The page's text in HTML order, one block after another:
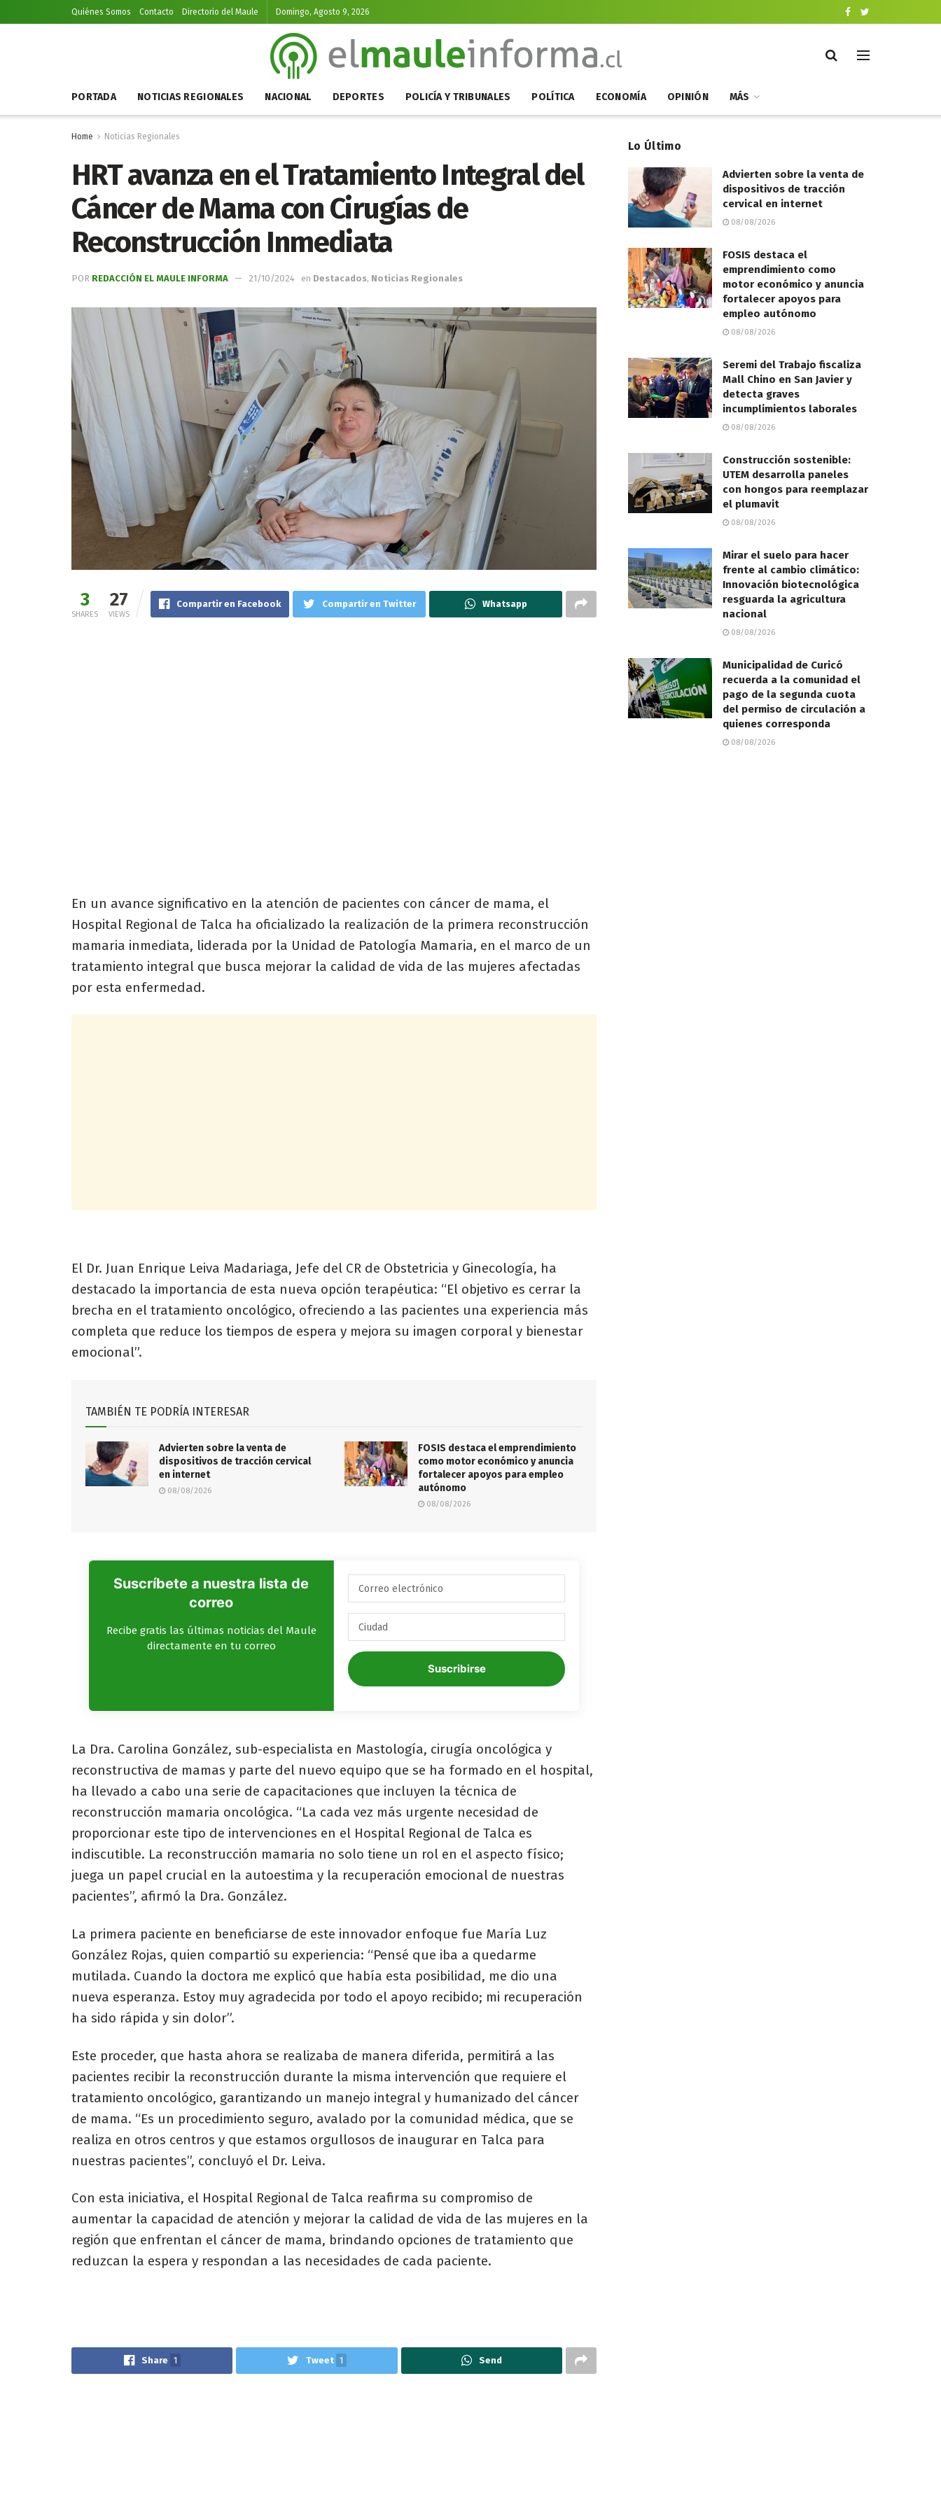
Quiénes Somos Contacto Directorio del Maule Domingo, Agosto 9, 2026
PORTADA NOTICIAS REGIONALES NACIONAL DEPORTES POLICÍA Y TRIBUNALES POLÍTICA ECONOMÍA OPINIÓN MÁS
Home Noticias Regionales
HRT avanza en el Tratamiento Integral del
Cáncer de Mama con Cirugías de
Reconstrucción Inmediata
POR REDACCIÓN EL MAULE INFORMA 21/10/2024 en Destacados, Noticias Regionales
3
SHARES
27
VIEWS
Compartir en Facebook Compartir en Twitter Whatsapp
En un avance significativo en la atención de pacientes con cáncer de mama, el
Hospital Regional de Talca ha oficializado la realización de la primera reconstrucción
mamaria inmediata, liderada por la Unidad de Patología Mamaria, en el marco de un
tratamiento integral que busca mejorar la calidad de vida de las mujeres afectadas
por esta enfermedad.
El Dr. Juan Enrique Leiva Madariaga, Jefe del CR de Obstetricia y Ginecología, ha
destacado la importancia de esta nueva opción terapéutica: “El objetivo es cerrar la
brecha en el tratamiento oncológico, ofreciendo a las pacientes una experiencia más
completa que reduce los tiempos de espera y mejora su imagen corporal y bienestar
emocional”.
TAMBIÉN TE PODRÍA INTERESAR
Advierten sobre la venta de
dispositivos de tracción cervical
en internet
08/08/2026
FOSIS destaca el emprendimiento
como motor económico y anuncia
fortalecer apoyos para empleo
autónomo
08/08/2026
Suscríbete a nuestra lista de
correo
Recibe gratis las últimas noticias del Maule
directamente en tu correo
Suscribirse
La Dra. Carolina González, sub-especialista en Mastología, cirugía oncológica y
reconstructiva de mamas y parte del nuevo equipo que se ha formado en el hospital,
ha llevado a cabo una serie de capacitaciones que incluyen la técnica de
reconstrucción mamaria oncológica. “La cada vez más urgente necesidad de
proporcionar este tipo de intervenciones en el Hospital Regional de Talca es
indiscutible. La reconstrucción mamaria no solo tiene un rol en el aspecto físico;
juega un papel crucial en la autoestima y la recuperación emocional de nuestras
pacientes”, afirmó la Dra. González.
La primera paciente en beneficiarse de este innovador enfoque fue María Luz
González Rojas, quien compartió su experiencia: “Pensé que iba a quedarme
mutilada. Cuando la doctora me explicó que había esta posibilidad, me dio una
nueva esperanza. Estoy muy agradecida por todo el apoyo recibido; mi recuperación
ha sido rápida y sin dolor”.
Este proceder, que hasta ahora se realizaba de manera diferida, permitirá a las
pacientes recibir la reconstrucción durante la misma intervención que requiere el
tratamiento oncológico, garantizando un manejo integral y humanizado del cáncer
de mama. “Es un procedimiento seguro, avalado por la comunidad médica, que se
realiza en otros centros y que estamos orgullosos de inaugurar en Talca para
nuestras pacientes”, concluyó el Dr. Leiva.
Con esta iniciativa, el Hospital Regional de Talca reafirma su compromiso de
aumentar la capacidad de atención y mejorar la calidad de vida de las mujeres en la
región que enfrentan el cáncer de mama, brindando opciones de tratamiento que
reduzcan la espera y respondan a las necesidades de cada paciente.
Share 1 Tweet 1 Send
Lo Último
Advierten sobre la venta de
dispositivos de tracción
cervical en internet
08/08/2026
FOSIS destaca el
emprendimiento como
motor económico y anuncia
fortalecer apoyos para
empleo autónomo
08/08/2026
Seremi del Trabajo fiscaliza
Mall Chino en San Javier y
detecta graves
incumplimientos laborales
08/08/2026
Construcción sostenible:
UTEM desarrolla paneles
con hongos para reemplazar
el plumavit
08/08/2026
Mirar el suelo para hacer
frente al cambio climático:
Innovación biotecnológica
resguarda la agricultura
nacional
08/08/2026
Municipalidad de Curicó
recuerda a la comunidad el
pago de la segunda cuota
del permiso de circulación a
quienes corresponda
08/08/2026